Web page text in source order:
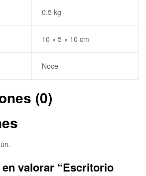
0.5 kg
10 × 5 × 10 cm
Noce
(0)
valorar “Escritorio